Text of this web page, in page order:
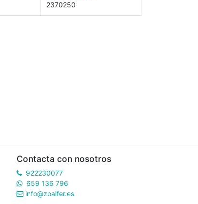
2370250
Contacta con nosotros
922230077
659 136 796
info@zoalfer.es